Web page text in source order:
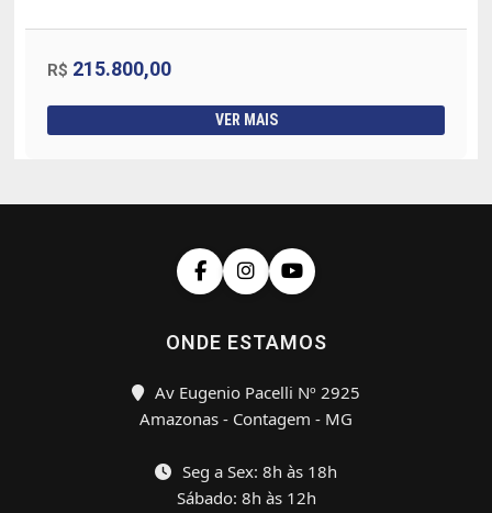
R$ 215.800,00
VER MAIS
ONDE ESTAMOS
Av Eugenio Pacelli Nº 2925
Amazonas - Contagem - MG
Seg a Sex: 8h às 18h
Sábado: 8h às 12h